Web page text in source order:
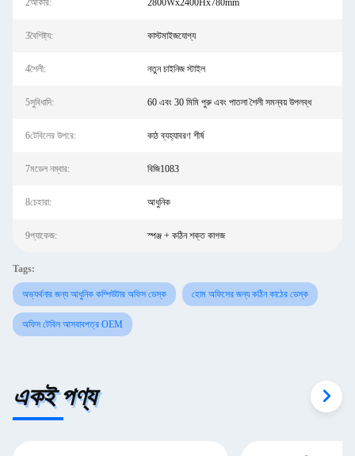
2আকার: 2800Wx2400Hx780mm
3বৈশিষ্ট্য: কাস্টমাইজযোগ্য
4শৈলী: নতুন চাইনিজ স্টাইল
5সুবিধাদি: 60 এবং 30 মিমি পুরু এবং পাতলা শৈলী সমন্বয় উপলব্ধ
6টেবিলের উপরে: কাঠ ব্যহ্যাবরণ শীর্ষ
7মডেল নম্বার: বিজি1083
8চেহারা: আধুনিক
9প্যাকেজ: স্পঞ্জ + কঠিন শক্ত কাগজ
Tags:
অভ্যর্থনার জন্য আধুনিক কম্পিউটার অফিস ডেস্ক হোম অফিসের জন্য কঠিন কাঠের ডেস্ক
অফিস টেবিল আসবাবপত্র OEM
একই পণ্য